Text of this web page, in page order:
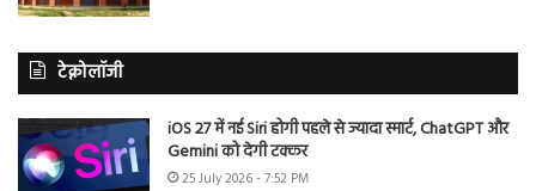
टेक्नोलॉजी
iOS 27 में नई Siri होगी पहले से ज्यादा स्मार्ट, ChatGPT और
Gemini को देगी टक्कर
25 July 2026 - 7:52 PM